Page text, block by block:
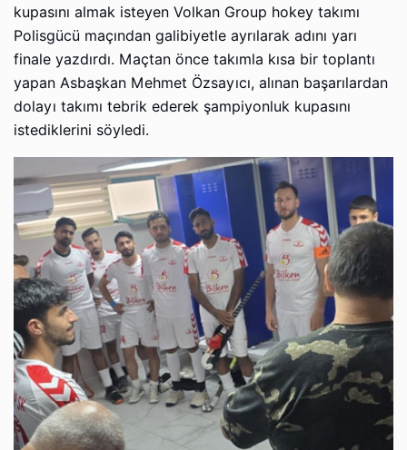
kupasını almak isteyen Volkan Group hokey takımı
Polisgücü maçından galibiyetle ayrılarak adını yarı
finale yazdırdı. Maçtan önce takımla kısa bir toplantı
yapan Asbaşkan Mehmet Özsayıcı, alınan başarılardan
dolayı takımı tebrik ederek şampiyonluk kupasını
istediklerini söyledi.